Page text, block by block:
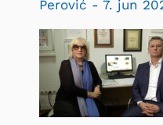
Perović - 7. jun